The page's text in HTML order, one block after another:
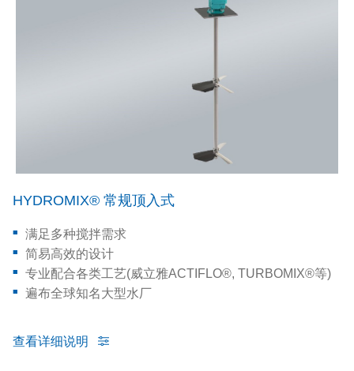
HYDROMIX® 常规顶入式
满足多种搅拌需求
简易高效的设计
专业配合各类工艺(威立雅ACTIFLO®, TURBOMIX®等)
遍布全球知名大型水厂
查看详细说明